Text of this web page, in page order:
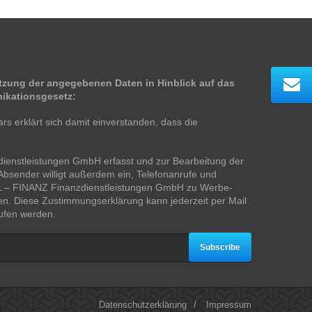
der angegebenen Daten in Hinblick auf das
erklärt sich damit einverstanden, dass die
GmbH erfasst und zur Bearbeitung der
willigt außerdem ein, Telefonanrufe und
FINANZ Finanzdienstleistungen GmbH zu Werbe-
Diese Zustimmungserklärung kann jederzeit per Mail
werden.
Subscribe
Datenschutzerklärung / Impressum